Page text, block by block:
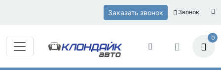
Заказать звонок Звонок
0